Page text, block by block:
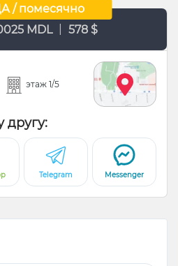
/ помесячно
MDL 578 $
этаж 1/5
другу:
Telegram Messenger